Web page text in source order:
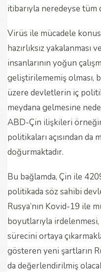
itibarıyla neredeyse tüm
Virüs ile mücadele
hazırlıksız yakalanması
insanlarının yoğun
geliştirilememiş olması,
üzere devletlerin iç
meydana gelmesine
ABD-Çin ilişkileri
politikaları açısından da
doğurmaktadır.
Bu bağlamda, Çin ile
politikada söz sahibi
Rusya’nın Kovid-19 ile
boyutlarıyla irdelenmesi,
sürecini ortaya
gösteren yeni şartların
da değerlendirilmiş